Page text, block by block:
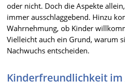
oder nicht. Doch die Aspekte
immer ausschlaggebend. Hinzu
Wahrnehmung, ob Kinder
Vielleicht auch ein Grund, warum
Nachwuchs entscheiden.
Kinderfreundlichkeit im